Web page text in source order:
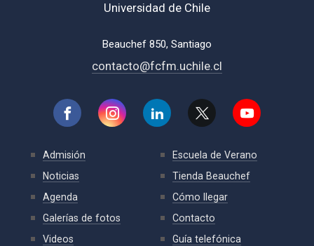
Universidad de Chile
Beauchef 850, Santiago
contacto@fcfm.uchile.cl
Admisión
Noticias
Agenda
Galerías de fotos
Videos
Escuela de Verano
Tienda Beauchef
Cómo llegar
Contacto
Guía telefónica